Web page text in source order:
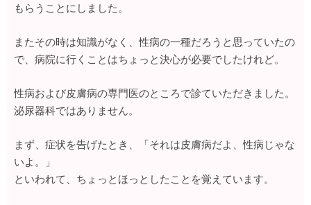
もらうことにしました。
またその時は知識がなく、性病の一種だろうと思っていたの
で、病院に行くことはちょっと決心が必要でしたけれど。
性病および皮膚病の専門医のところで診ていただきました。
泌尿器科ではありません。
まず、症状を告げたとき、「それは皮膚病だよ、性病じゃな
いよ。」
といわれて、ちょっとほっとしたことを覚えています。